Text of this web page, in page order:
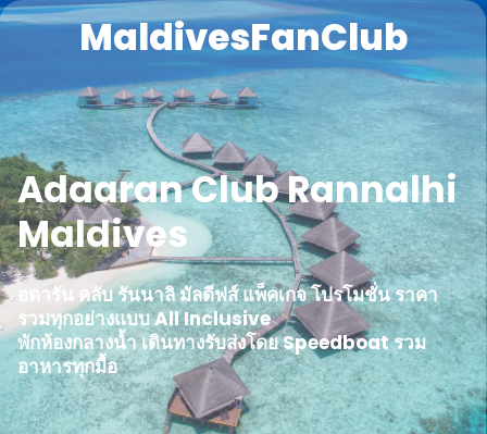
MaldivesFanClub
Adaaran Club Rannalhi
Maldives
อดารัน คลับ รันนาลิ มัลดีฟส์ แพ็คเกจ โปรโมชั่น ราคา
รวมทุกอย่างแบบ All Inclusive
พักห้องกลางน้ำ เดินทางรับส่งโดย Speedboat รวม
อาหารทุกมื้อ